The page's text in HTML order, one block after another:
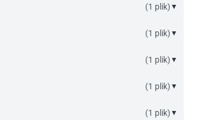
(1 plik) ▼
(1 plik) ▼
(1 plik) ▼
(1 plik) ▼
(1 plik) ▼